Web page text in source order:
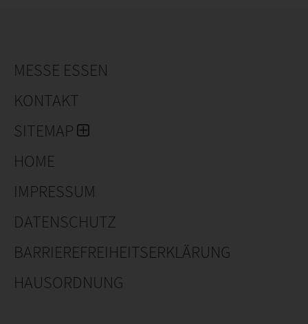
Gartencentern und Landschaftsgärtnern gerecht wird
Europäische und außereuropäische Märkte.
MESSE ESSEN
KONTAKT
SITEMAP
HOME
IMPRESSUM
DATENSCHUTZ
BARRIEREFREIHEITSERKLÄRUNG
HAUSORDNUNG